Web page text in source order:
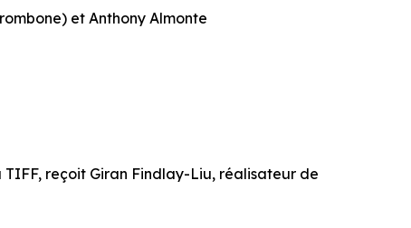
et Anthony Almonte
TIFF, reçoit Giran Findlay-Liu, réalisateur de